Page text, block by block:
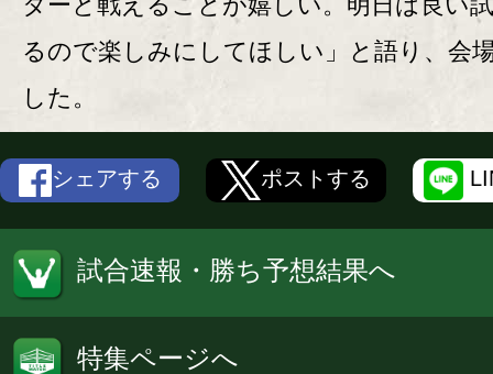
るので楽しみにしてほしい」と語り、会
した。
シェアする ポストする
試合速報・勝ち予想結果へ
特集ページへ